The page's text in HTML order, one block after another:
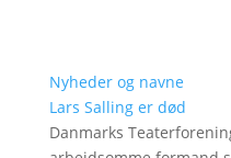
Nyheder og navne
Lars Salling er død
Danmarks